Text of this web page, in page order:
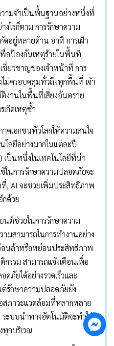
ามจำเป็นพื้นฐานอย่างหนึ่งที่
ไรก็ตาม การรักษาความ
อยู่หลายด้าน อาทิ การเฝ้า
พื่อป้องกันเหตุร้ายในพื้นที่
ยวชาญของเจ้าหน้าที่ การ
ม่ครอบคลุมทั่วถึงทุกพื้นที่ เจ้า
งานในพื้นที่เสี่ยงอันตราย
กิดเหตุซ้ำ
คเอกชนทั่วโลกให้ความสนใจ
ลยีอย่างมากในแต่ละปี
ป็นหนึ่งในเทคโนโลยีที่น่า
นการรักษาความปลอดภัยจะ
ที่, AI จะช่วยเพิ่มประสิทธิภาพ
กด้วย
ต์ช่วยในการรักษาความ
มสามารถในการทำงานอย่าง
อนล้าหรือหย่อนประสิทธิภาพ
รรม สามารถแจ้งเตือนเพื่อ
ดภัยได้อย่างรวดเร็วและ
รักษาความปลอดภัยยัง
ภาวะแวดล้อมที่หลากหลาย
ะบบนำทางอัตโนมัติจะทำให้
กบริเวณ